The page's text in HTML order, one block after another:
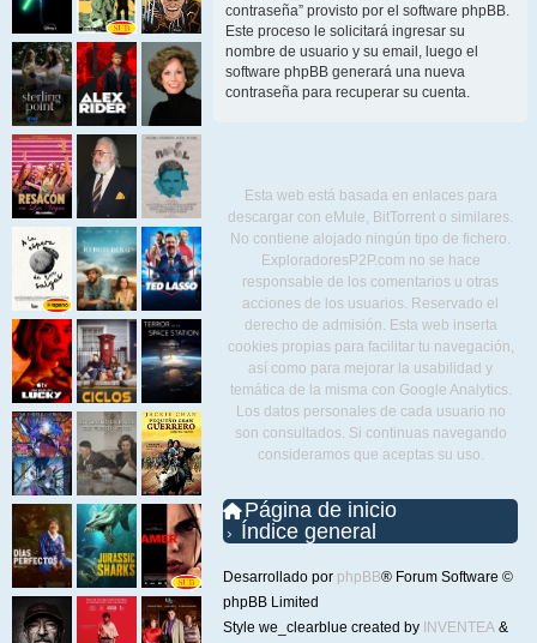
contraseña” provisto por el software phpBB.
Este proceso le solicitará ingresar su
nombre de usuario y su email, luego el
software phpBB generará una nueva
contraseña para recuperar su cuenta.
Esta web está basada en enlaces para
descargar con eMule, BitTorrent o similares.
No contiene alojado ningún tipo de fichero.
ExploradoresP2P.com no se hace
responsable de los comentarios u otras
acciones de los usuarios. Reservado el
derecho de admisión. Esta web inserta
cookies propias para facilitar tu navegación,
así como para mejorar la usabilidad y
temática de la misma con Google Analytics.
Los datos personales de cada usuario no
son consultados. Si continuas navegando
consideramos que aceptas su uso.
Página de inicio
Índice general
Desarrollado por phpBB® Forum Software ©
phpBB Limited
Style we_clearblue created by INVENTEA &